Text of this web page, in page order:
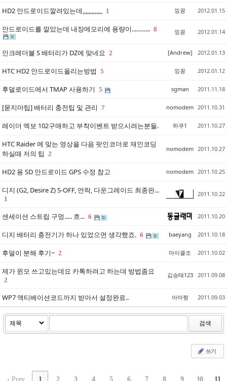
HD2 안드로이드깔려있는데,,,,,,,,,,,,, 1 낑꽁 2012.01.15
안드로이드를 깔았는데 내장메모리에 용량이............ 8 낑꽁 2012.01.14
인크레더블 S 배터리가 DZ에 맞네요 2 [Andrew] 2012.01.13
HTC HD2 안드로이드올리는방법 5 낑꽁 2012.01.12
후덜로이드에서 TMAP 사용하기 5 sgman 2011.11.18
[묻지마팁] 배터리 충전팁 및 관리 7 nomodem 2011.10.31
레이더 엑보 102구매하고 부착이벤트 받으시려는분들. 하쿠1 2011.10.27
HTC Raider 에 맞는 영상을 다음 팟인코더로 재인코딩
하실때 저의 팁 2
nomodem 2011.10.27
HD2 용 SD 안드로이드 GPS 수정 참고 nomodem 2011.10.25
디지 (G2, Desire Z) S-OFF, 언락, 다운그레이드 최종판...
1
2011.10.22
센세이션 스트립 구멍..... 흐... 6 2011.10.20
디지 배터리 충전기가 하나 있었으면 생각했죠. 6 baeyang 2011.10.18
후덜이 분해 후기~ 2 마이클조 2011.10.02
제가 윈모 쓰고있는데요 카톡하려고 하는데 방법좀요
2
김승태123 2011.09.08
WP7 액티베이션코드까지 받아서 설정완료.. 아마짱 2011.09.03
검색
쓰기
‹ Prev 1 2 3 4 5 6 7 8 9 10 11